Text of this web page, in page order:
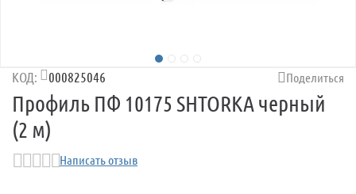
КОД: 000825046 Поделиться
Профиль ПФ 10175 SHTORKA черный
(2 м)
Написать отзыв